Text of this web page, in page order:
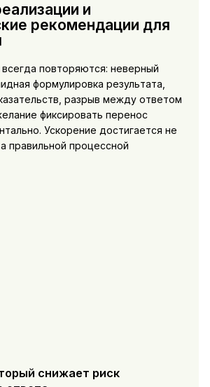
и
рекомендации для
повторяются: неверный
формулировка результата,
разрыв между ответом
фиксировать перенос
Ускорение достигается не
правильной процессной
снижает риск